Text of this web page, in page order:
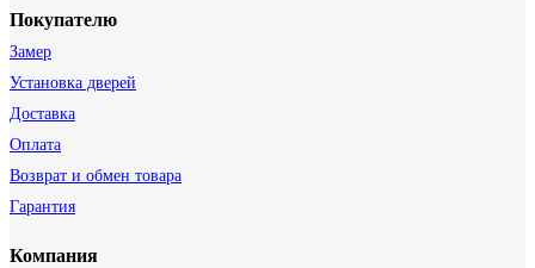
Покупателю
Замер
Установка дверей
Доставка
Оплата
Возврат и обмен товара
Гарантия
Компания